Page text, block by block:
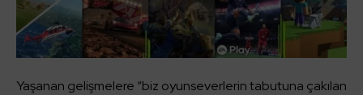
Yaşanan gelişmelere “biz oyunseverlerin tabutuna çakılan